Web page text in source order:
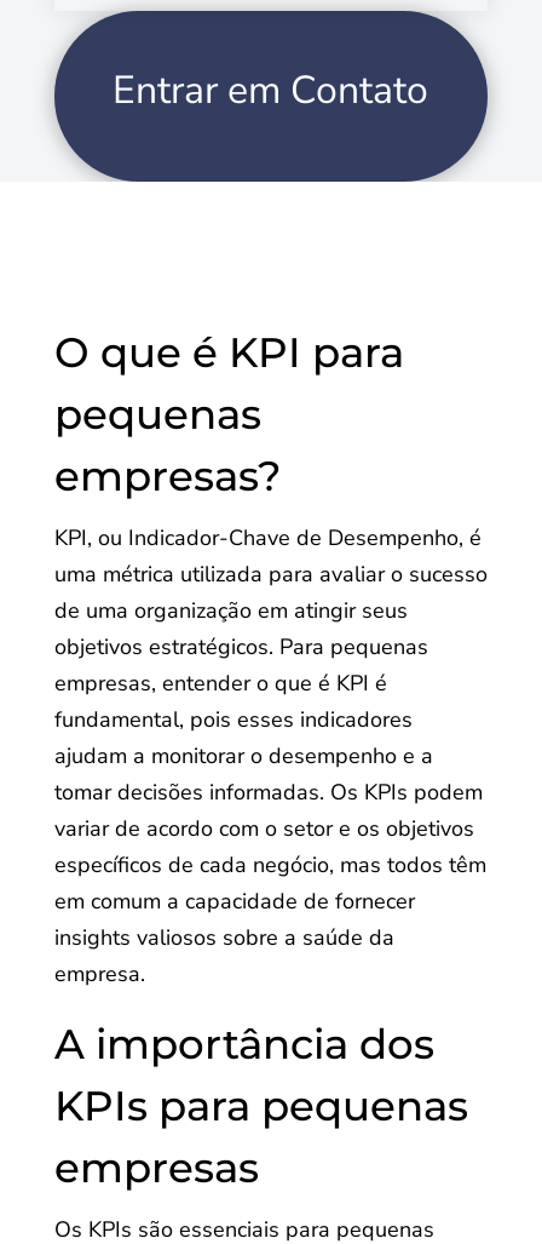
Entrar em Contato
O que é KPI para
pequenas
empresas?
KPI, ou Indicador-Chave de Desempenho, é
uma métrica utilizada para avaliar o sucesso
de uma organização em atingir seus
objetivos estratégicos. Para pequenas
empresas, entender o que é KPI é
fundamental, pois esses indicadores
ajudam a monitorar o desempenho e a
tomar decisões informadas. Os KPIs podem
variar de acordo com o setor e os objetivos
específicos de cada negócio, mas todos têm
em comum a capacidade de fornecer
insights valiosos sobre a saúde da
empresa.
A importância dos
KPIs para pequenas
empresas
Os KPIs são essenciais para pequenas